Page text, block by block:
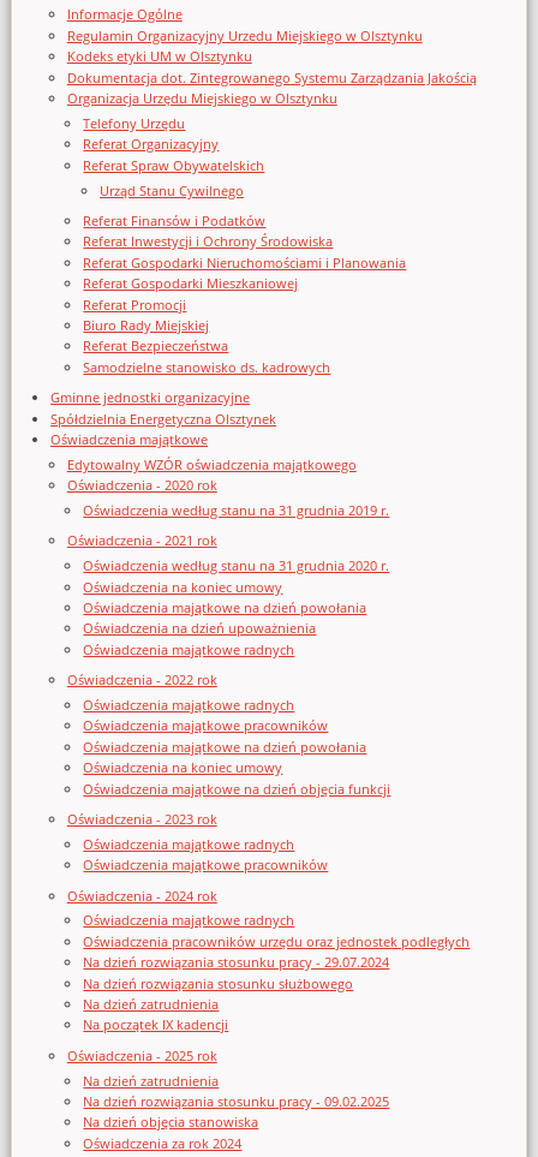
Informacje Ogólne
Regulamin Organizacyjny Urzedu Miejskiego w Olsztynku
Kodeks etyki UM w Olsztynku
Dokumentacja dot. Zintegrowanego Systemu Zarządzania Jakością
Organizacja Urzędu Miejskiego w Olsztynku
Telefony Urzędu
Referat Organizacyjny
Referat Spraw Obywatelskich
Urząd Stanu Cywilnego
Referat Finansów i Podatków
Referat Inwestycji i Ochrony Środowiska
Referat Gospodarki Nieruchomościami i Planowania
Referat Gospodarki Mieszkaniowej
Referat Promocji
Biuro Rady Miejskiej
Referat Bezpieczeństwa
Samodzielne stanowisko ds. kadrowych
Gminne jednostki organizacyjne
Spółdzielnia Energetyczna Olsztynek
Oświadczenia majątkowe
Edytowalny WZÓR oświadczenia majątkowego
Oświadczenia - 2020 rok
Oświadczenia według stanu na 31 grudnia 2019 r.
Oświadczenia - 2021 rok
Oświadczenia według stanu na 31 grudnia 2020 r.
Oświadczenia na koniec umowy
Oświadczenia majątkowe na dzień powołania
Oświadczenia na dzień upoważnienia
Oświadczenia majątkowe radnych
Oświadczenia - 2022 rok
Oświadczenia majątkowe radnych
Oświadczenia majątkowe pracowników
Oświadczenia majątkowe na dzień powołania
Oświadczenia na koniec umowy
Oświadczenia majątkowe na dzień objęcia funkcji
Oświadczenia - 2023 rok
Oświadczenia majątkowe radnych
Oświadczenia majątkowe pracowników
Oświadczenia - 2024 rok
Oświadczenia majątkowe radnych
Oświadczenia pracowników urzędu oraz jednostek podległych
Na dzień rozwiązania stosunku pracy - 29.07.2024
Na dzień rozwiązania stosunku służbowego
Na dzień zatrudnienia
Na początek IX kadencji
Oświadczenia - 2025 rok
Na dzień zatrudnienia
Na dzień rozwiązania stosunku pracy - 09.02.2025
Na dzień objęcia stanowiska
Oświadczenia za rok 2024